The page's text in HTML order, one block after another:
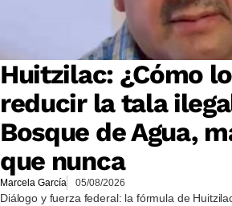
Huitzilac: ¿Cómo
reducir la tala
Bosque de Agua,
que nunca
Marcela García 05/08/2026
Diálogo y fuerza federal: la fórmula de